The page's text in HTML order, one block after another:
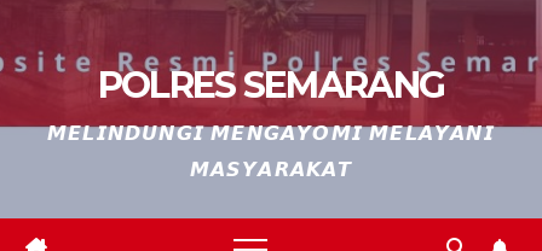
POLRES SEMARANG
𝙈𝙀𝙇𝙄𝙉𝘿𝙐𝙉𝙂𝙄 𝙈𝙀𝙉𝙂𝘼𝙔𝙊𝙈𝙄 𝙈𝙀𝙇𝘼𝙔𝘼𝙉𝙄
𝙈𝘼𝙎𝙔𝘼𝙍𝘼𝙆𝘼𝙏